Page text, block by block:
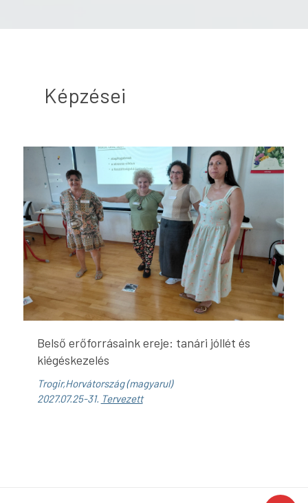
Képzései
Belső erőforrásaink ereje: tanári jóllét és
kiégéskezelés
Trogir,Horvátország (magyarul)
2027.07.25-31. Tervezett